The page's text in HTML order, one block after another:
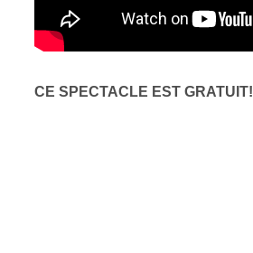
CE SPECTACLE EST GRATUIT!